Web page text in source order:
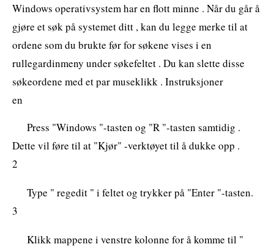
Windows operativsystem har en flott minne . Når du går å
gjøre et søk på systemet ditt , kan du legge merke til at
ordene som du brukte før for søkene vises i en
rullegardinmeny under søkefeltet . Du kan slette disse
søkeordene med et par museklikk . Instruksjoner
en
Press "Windows "-tasten og "R "-tasten samtidig .
Dette vil føre til at "Kjør" -verktøyet til å dukke opp .
2
Type " regedit " i feltet og trykker på "Enter "-tasten.
3
Klikk mappene i venstre kolonne for å komme til "